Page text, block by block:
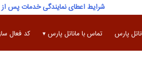
شرایط اعطای نمایندگی خدمات پس
پارس تماس با ماناتل پارس کد فعال